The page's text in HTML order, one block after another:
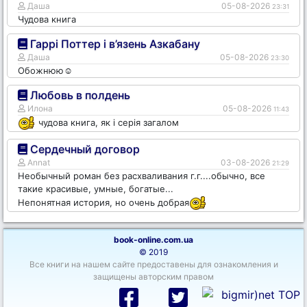
Даша 05-08-2026 23:31
Чудова книга
Гаррі Поттер і в’язень Азкабану
Даша 05-08-2026 23:30
Обожнюю☺️
Любовь в полдень
Илона 05-08-2026 11:43
чудова книга, як і серія загалом
Сердечный договор
Annat 03-08-2026 21:29
Необычный роман без расхваливания г.г....обычно, все
такие красивые, умные, богатые...
Непонятная история, но очень добрая
book-online.com.ua
© 2019
Все книги на нашем сайте предоставены для ознакомления и
защищены авторским правом